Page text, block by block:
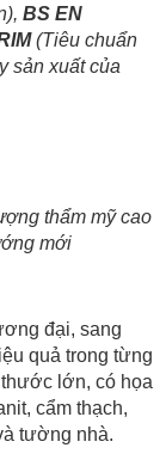
BS EN
(Tiêu chuẩn
sản xuất của
thẩm mỹ cao
mới
đại, sang
quả trong từng
lớn, có họa
cẩm thạch,
tường nhà.